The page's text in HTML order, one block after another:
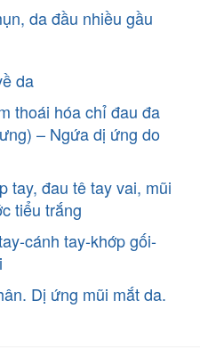
da đầu nhiều gầu
da
thoái hóa chỉ đau đa
– Ngứa dị ứng do
tay, đau tê tay vai, mũi
tiểu trắng
cánh tay-khớp gối-
Dị ứng mũi mắt da.